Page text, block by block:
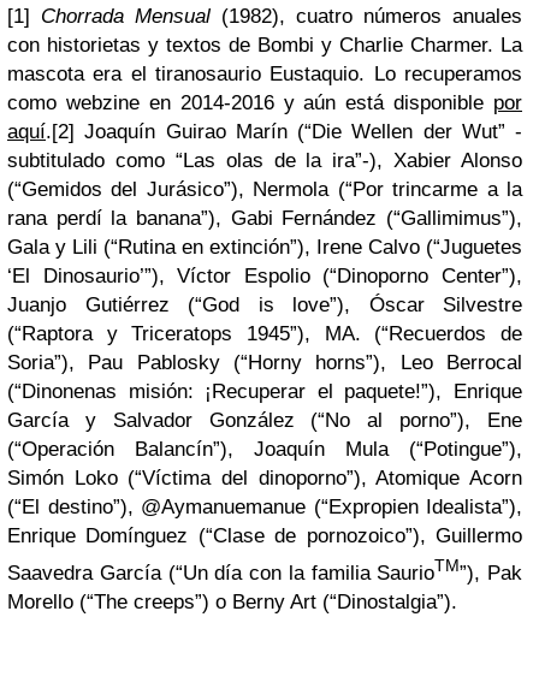
[1] Chorrada Mensual (1982), cuatro números anuales
con historietas y textos de Bombi y Charlie Charmer. La
mascota era el tiranosaurio Eustaquio. Lo recuperamos
como webzine en 2014-2016 y aún está disponible por
aquí.[2] Joaquín Guirao Marín (“Die Wellen der Wut” -
subtitulado como “Las olas de la ira”-), Xabier Alonso
(“Gemidos del Jurásico”), Nermola (“Por trincarme a la
rana perdí la banana”), Gabi Fernández (“Gallimimus”),
Gala y Lili (“Rutina en extinción”), Irene Calvo (“Juguetes
‘El Dinosaurio’”), Víctor Espolio (“Dinoporno Center”),
Juanjo Gutiérrez (“God is love”), Óscar Silvestre
(“Raptora y Triceratops 1945”), MA. (“Recuerdos de
Soria”), Pau Pablosky (“Horny horns”), Leo Berrocal
(“Dinonenas misión: ¡Recuperar el paquete!”), Enrique
García y Salvador González (“No al porno”), Ene
(“Operación Balancín”), Joaquín Mula (“Potingue”),
Simón Loko (“Víctima del dinoporno”), Atomique Acorn
(“El destino”), @Aymanuemanue (“Expropien Idealista”),
Enrique Domínguez (“Clase de pornozoico”), Guillermo
Saavedra García (“Un día con la familia SaurioTM”), Pak
Morello (“The creeps”) o Berny Art (“Dinostalgia”).